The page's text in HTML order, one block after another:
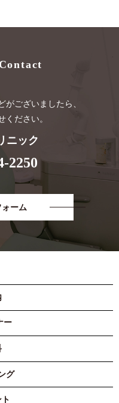
Contact
がございましたら、
ください。
ニック
2250
ーム
ー
グ